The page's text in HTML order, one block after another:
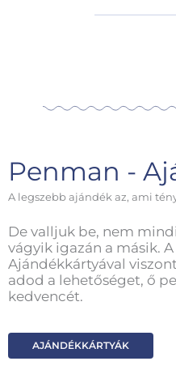
Penman -
A legszebb ajándék az, ami
De valljuk be, nem
vágyik igazán a másik.
Ajándékkártyával
adod a lehetőséget, ő
kedvencét.
AJÁNDÉKKÁRTYÁK